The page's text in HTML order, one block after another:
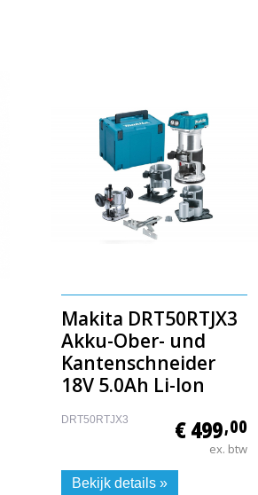
Makita DRT50RTJX3
Akku-Ober- und
Kantenschneider
18V 5.0Ah Li-Ion
DRT50RTJX3 € 499,00
ex. btw
Bekijk details »